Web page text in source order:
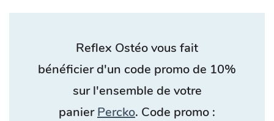
Reflex Ostéo vous fait
bénéficier d'un code promo de 10%
sur l'ensemble de votre
panierPercko. Code promo :